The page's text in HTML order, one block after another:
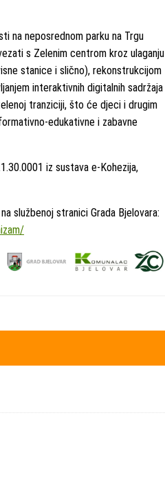
na neposrednom parku na Trgu
s Zelenim centrom kroz ulaganju
stanice i slično), rekonstrukcijom
interaktivnih digitalnih sadržaja
tranziciji, što će djeci i drugim
edukativne i zabavne
iz sustava e-Kohezija,
službenoj stranici Grada Bjelovara: